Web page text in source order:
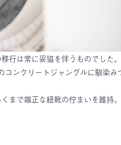
行は常に妥協を伴うものでした
ンクリートジャングルに馴染
まで端正な紐靴の佇まいを維持